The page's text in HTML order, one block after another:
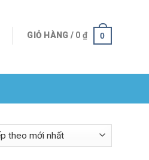
GIỎ HÀNG / 0 ₫ 0